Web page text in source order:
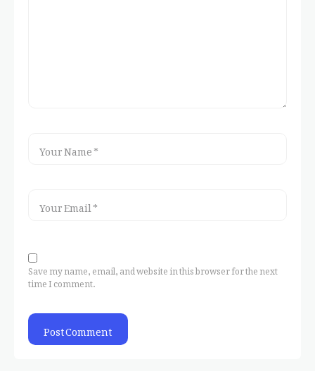
Save my name, email, and website in this browser for the next
time I comment.